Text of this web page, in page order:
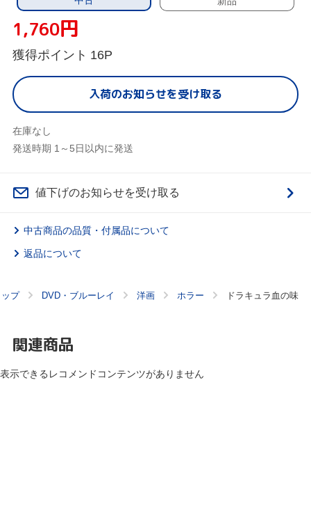
1,760円
獲得ポイント 16P
入荷のお知らせを受け取る
在庫なし
発送時期 1～5日以内に発送
値下げのお知らせを受け取る
中古商品の品質・付属品について
返品について
プ DVD・ブルーレイ 洋画 ホラー ドラキュラ血の味
関連商品
表示できるレコメンドコンテンツがありません